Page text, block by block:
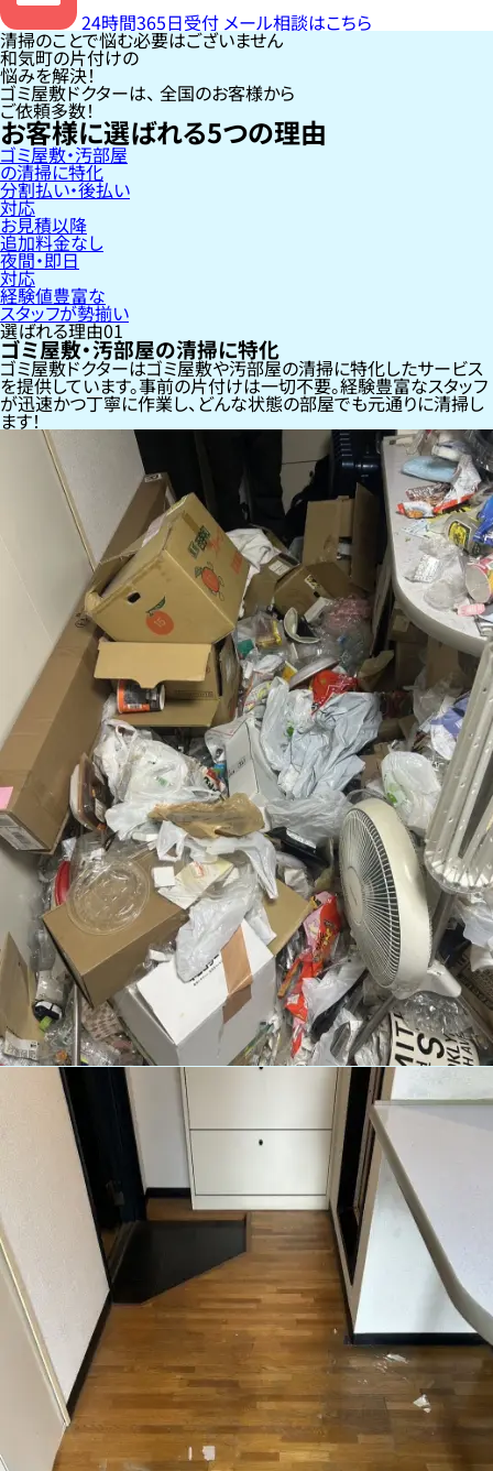
24時間365日受付 メール相談はこちら
清掃のことで悩む必要はございません
和気町の片付けの
悩みを解決！
ゴミ屋敷ドクターは、 全国のお客様から
ご依頼多数！
お客様に選ばれる5つの理由
ゴミ屋敷・汚部屋
の清掃に特化
分割払い・後払い
対応
お見積以降
追加料金なし
夜間・即日
対応
経験値豊富な
スタッフが勢揃い
選ばれる理由01
ゴミ屋敷・汚部屋の清掃に特化
ゴミ屋敷ドクターはゴミ屋敷や汚部屋の清掃に特化したサービス
を提供しています。事前の片付けは一切不要。経験豊富なスタッフ
が迅速かつ丁寧に作業し、どんな状態の部屋でも元通りに清掃し
ます！